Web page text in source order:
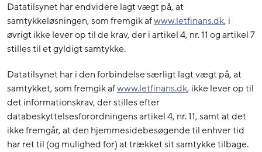
Datatilsynet har endvidere lagt vægt på, at
samtykkeløsningen, som fremgik afwww.letfinans.dk, i
øvrigt ikke lever op til de krav, der i artikel 4, nr. 11 og artikel 7
stilles til et gyldigt samtykke.
Datatilsynet har i den forbindelse særligt lagt vægt på, at
samtykket, som fremgik afwww.letfinans.dk, ikke lever op til
det informationskrav, der stilles efter
databeskyttelsesforordningens artikel 4, nr. 11, samt at det
ikke fremgår, at den hjemmesidebesøgende til enhver tid
har ret til (og mulighed for) at trækket sit samtykke tilbage.